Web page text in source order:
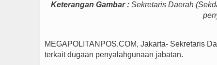
Keterangan Gambar :Sekretaris Daerah
MEGAPOLITANPOS.COM, Jakarta- Sekretaris
terkait dugaan penyalahgunaan jabatan.